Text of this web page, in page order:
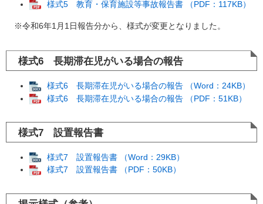
様式5 教育・保育施設等事故報告書 （PDF：117KB）
※令和6年1月1日報告分から、様式が変更となりました。
様式6 長期滞在児がいる場合の報告
様式6 長期滞在児がいる場合の報告 （Word：24KB）
様式6 長期滞在児がいる場合の報告 （PDF：51KB）
様式7 設置報告書
様式7 設置報告書 （Word：29KB）
様式7 設置報告書 （PDF：50KB）